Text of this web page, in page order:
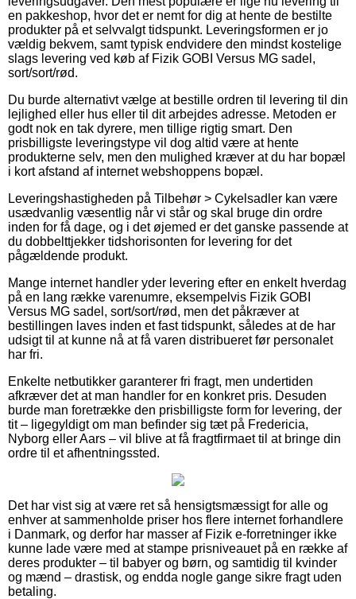
en pakkeshop, hvor det er nemt for dig at hente de bestilte
produkter på et selvvalgt tidspunkt. Leveringsformen er jo
vældig bekvem, samt typisk endvidere den mindst kostelige
slags levering ved køb af Fizik GOBI Versus MG sadel,
sort/sort/rød.
Du burde alternativt vælge at bestille ordren til levering til din
lejlighed eller hus eller til dit arbejdes adresse. Metoden er
godt nok en tak dyrere, men tillige rigtig smart. Den
prisbilligste leveringstype vil dog altid være at hente
produkterne selv, men den mulighed kræver at du har bopæl
i kort afstand af internet webshoppens bopæl.
Leveringshastigheden på Tilbehør > Cykelsadler kan være
usædvanlig væsentlig når vi står og skal bruge din ordre
inden for få dage, og i det øjemed er det ganske passende at
du dobbelttjekker tidshorisonten for levering for det
pågældende produkt.
Mange internet handler yder levering efter en enkelt hverdag
på en lang række varenumre, eksempelvis Fizik GOBI
Versus MG sadel, sort/sort/rød, men det påkræver at
bestillingen laves inden et fast tidspunkt, således at de har
udsigt til at kunne nå at få varen distribueret før personalet
har fri.
Enkelte netbutikker garanterer fri fragt, men undertiden
afkræver det at man handler for en konkret pris. Desuden
burde man foretrække den prisbilligste form for levering, der
tit – ligegyldigt om man befinder sig tæt på Fredericia,
Nyborg eller Aars – vil blive at få fragtfirmaet til at bringe din
ordre til et afhentningssted.
Det har vist sig at være ret så hensigtsmæssigt for alle og
enhver at sammenholde priser hos flere internet forhandlere
i Danmark, og derfor har masser af Fizik e-forretninger ikke
kunne lade være med at stampe prisniveauet på en række af
deres produkter – til babyer og børn, og samtidig til kvinder
og mænd – drastisk, og endda nogle gange sikre fragt uden
betaling.